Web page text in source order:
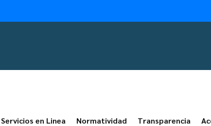
Servicios en Linea Normatividad Transparencia